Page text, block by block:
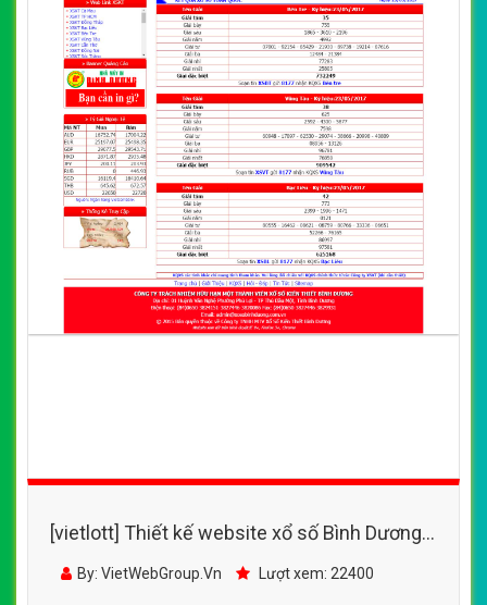
[vietlott] Thiết kế website xổ số Bình Dương
đẹp, chuyên nghiệp chuẩn SEO
By: VietWebGroup.Vn Lượt xem: 22400